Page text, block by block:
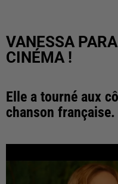
VANESSA
CINÉMA !
Elle a tourné aux
chanson française.